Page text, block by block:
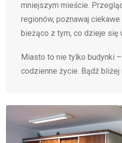
mniejszym mieście.
regionów, poznawaj
bieżąco z tym, co dzieje się
Miasto to nie tylko budynki
codzienne życie. Bądź